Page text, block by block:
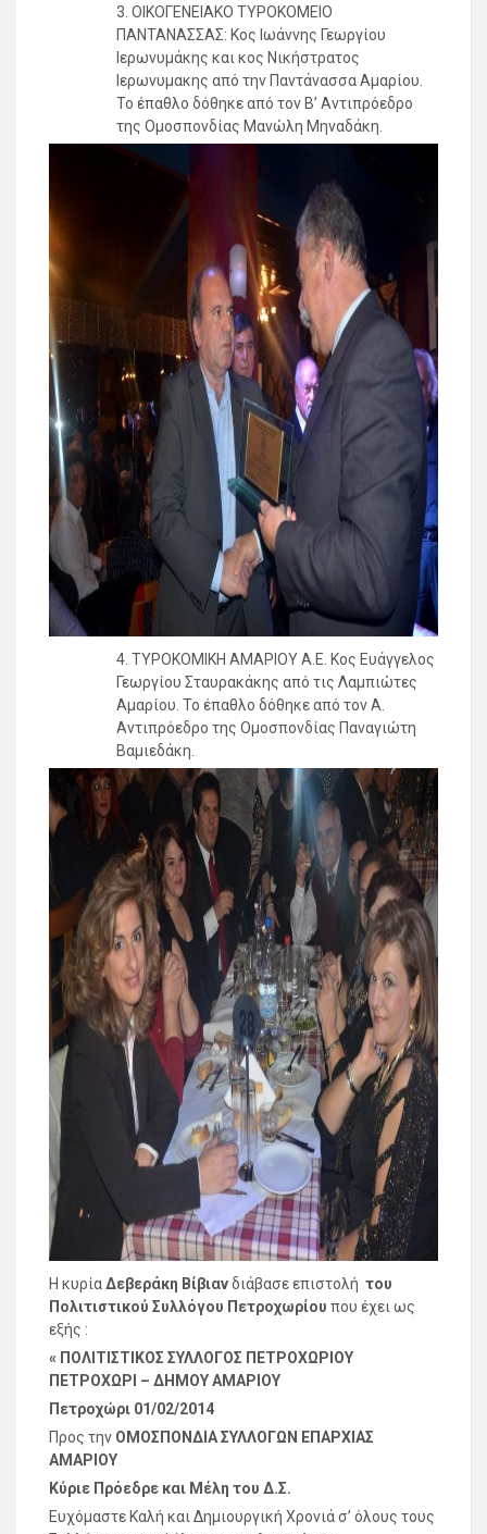
3. ΟΙΚΟΓΕΝΕΙΑΚΟ ΤΥΡΟΚΟΜΕΙΟ
ΠΑΝΤΑΝΑΣΣΑΣ: Κος Ιωάννης Γεωργίου
Ιερωνυμάκης και κος Νικήστρατος
Ιερωνυμακης από την Παντάνασσα Αμαρίου.
Το έπαθλο δόθηκε από τον Β’ Αντιπρόεδρο
της Ομοσπονδίας Μανώλη Μηναδάκη.
4. ΤΥΡΟΚΟΜΙΚΗ ΑΜΑΡΙΟΥ Α.Ε. Κος Ευάγγελος
Γεωργίου Σταυρακάκης από τις Λαμπιώτες
Αμαρίου. Το έπαθλο δόθηκε από τον Α.
Αντιπρόεδρο της Ομοσπονδίας Παναγιώτη
Βαμιεδάκη.
Η κυρία Δεβεράκη Βίβιανδιάβασε επιστολή του
Πολιτιστικού Συλλόγου Πετροχωρίου που έχει ως
εξής :
« ΠΟΛΙΤΙΣΤΙΚΟΣ ΣΥΛΛΟΓΟΣ ΠΕΤΡΟΧΩΡΙΟΥ
ΠΕΤΡΟΧΩΡΙ – ΔΗΜΟΥ ΑΜΑΡΙΟΥ
Πετροχώρι 01/02/2014
Προς την ΟΜΟΣΠΟΝΔΙΑ ΣΥΛΛΟΓΩΝ ΕΠΑΡΧΙΑΣ
ΑΜΑΡΙΟΥ
Κύριε Πρόεδρε και Μέλη του Δ.Σ.
Ευχόμαστε Καλή και Δημιουργική Χρονιά σ’ όλους τους